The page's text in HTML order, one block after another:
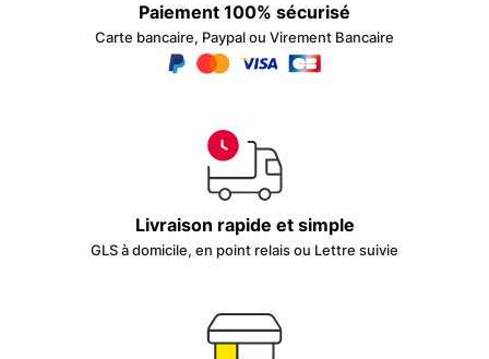
Paiement 100% sécurisé
Carte bancaire, Paypal ou Virement Bancaire
Livraison rapide et simple
GLS à domicile, en point relais ou Lettre suivie